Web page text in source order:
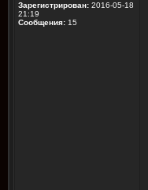
Зарегистрирован: 2016-05-18
21:19
Сообщения: 15